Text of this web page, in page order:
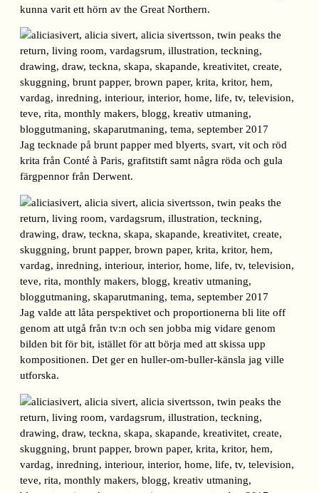
kunna varit ett hörn av the Great Northern.
Jag tecknade på brunt papper med blyerts, svart, vit och röd
krita från Conté à Paris, grafitstift samt några röda och gula
färgpennor från Derwent.
Jag valde att låta perspektivet och proportionerna bli lite off
genom att utgå från tv:n och sen jobba mig vidare genom
bilden bit för bit, istället för att börja med att skissa upp
kompositionen. Det ger en huller-om-buller-känsla jag ville
utforska.